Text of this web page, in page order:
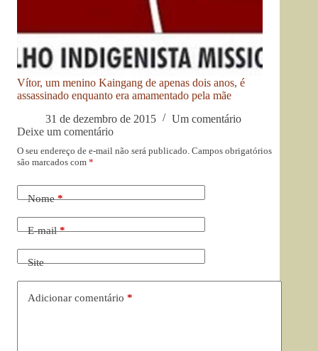
Vítor, um menino Kaingang de apenas dois anos, é
assassinado enquanto era amamentado pela mãe
31 de dezembro de 2015
Um comentário
Deixe um comentário
O seu endereço de e-mail não será publicado. Campos obrigatórios
são marcados com *
Nome*
E-mail*
Site
Adicionar comentário *